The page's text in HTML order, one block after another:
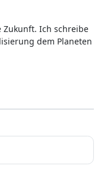
Zukunft. Ich schreibe
dem Planeten